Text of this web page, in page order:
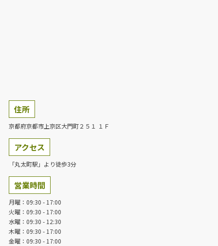
住所
京都府京都市上京区大門町２５１ １Ｆ
アクセス
「丸太町駅」より徒歩3分
営業時間
月曜：09:30 - 17:00
火曜：09:30 - 17:00
水曜：09:30 - 12:30
木曜：09:30 - 17:00
金曜：09:30 - 17:00